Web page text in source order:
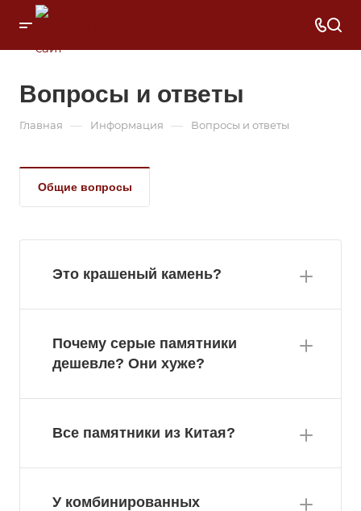
Вопросы и ответы
Главная — Информация — Вопросы и ответы
Общие вопросы
Это крашеный камень?
Почему серые памятники
дешевле? Они хуже?
Все памятники из Китая?
У комбинированных